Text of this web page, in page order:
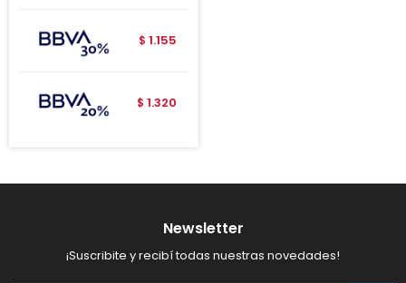
$ 1.155
$ 1.320
Newsletter
¡Suscribite y recibí todas nuestras novedades!